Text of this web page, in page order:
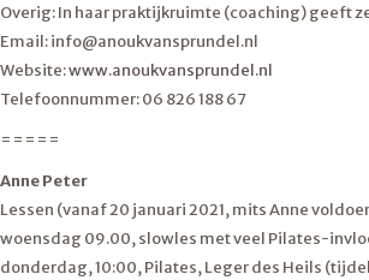
Overig: In haar praktijkruimte (coaching) geeft
Email: info@anoukvansprundel.nl
Website:www.anoukvansprundel.nl
Telefoonnummer: 06 826 188 67
=====
Anne Peter
Lessen (vanaf 20 januari 2021, mits Anne
woensdag 09.00, slowles met veel Pilates-
donderdag, 10:00, Pilates, Leger des Heils